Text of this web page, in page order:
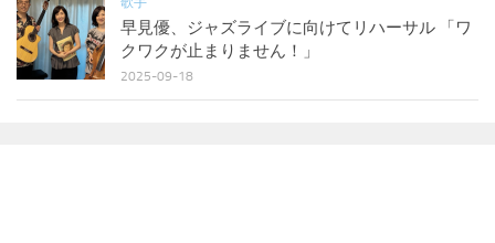
早見優、ジャズライブに向けてリハーサル 「ワ
クワクが止まりません！」
2025-09-18